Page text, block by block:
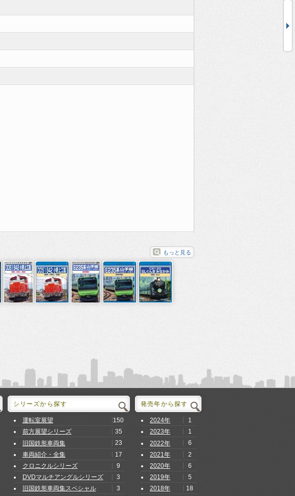
もっと見る
シリーズから探す
運転室展望
150
前方展望シリーズ
35
旧国鉄形車両集
23
車両紹介・全集
17
クロニクルシリーズ
9
DVDマルチアングルシリーズ
3
旧国鉄形車両集スペシャル
3
発売年から探す
2024年
1
2023年
1
2022年
6
2021年
2
2020年
6
2019年
5
2018年
18